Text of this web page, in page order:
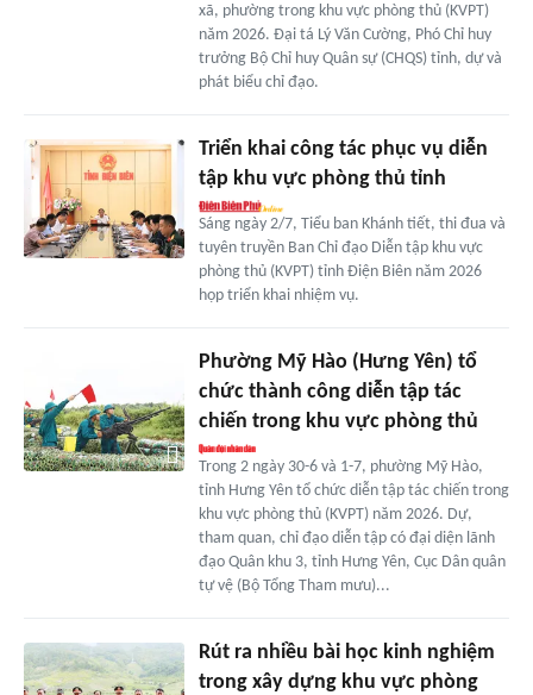
xã, phường trong khu vực phòng thủ (KVPT)
năm 2026. Đại tá Lý Văn Cường, Phó Chỉ huy
trưởng Bộ Chỉ huy Quân sự (CHQS) tỉnh, dự và
phát biểu chỉ đạo.
Triển khai công tác phục vụ diễn
tập khu vực phòng thủ tỉnh
Sáng ngày 2/7, Tiểu ban Khánh tiết, thi đua và
tuyên truyền Ban Chỉ đạo Diễn tập khu vực
phòng thủ (KVPT) tỉnh Điện Biên năm 2026
họp triển khai nhiệm vụ.
Phường Mỹ Hào (Hưng Yên) tổ
chức thành công diễn tập tác
chiến trong khu vực phòng thủ
Trong 2 ngày 30-6 và 1-7, phường Mỹ Hào,
tỉnh Hưng Yên tổ chức diễn tập tác chiến trong
khu vực phòng thủ (KVPT) năm 2026. Dự,
tham quan, chỉ đạo diễn tập có đại diện lãnh
đạo Quân khu 3, tỉnh Hưng Yên, Cục Dân quân
tự vệ (Bộ Tổng Tham mưu)...
Rút ra nhiều bài học kinh nghiệm
trong xây dựng khu vực phòng